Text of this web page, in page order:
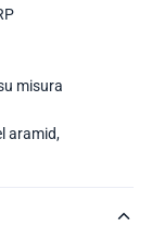
misura
aramid,